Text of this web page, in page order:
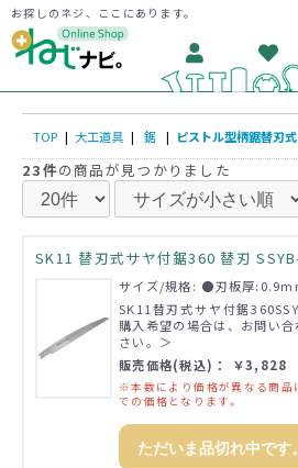
お探しのネジ、ここにあります。
TOP | 大工道具 | 鋸 | ピストル型柄鋸替刃式
23件の商品が見つかりました
SK11 替刃式サヤ付鋸360 替刃
サイズ/規格: ●刃板厚
SK11替刃式サヤ付鋸
購入希望の場合は、お問い
さい。＞
販売価格(税込)： ￥3,828
※本数により価格が異なる商品
での価格となります。
ただいま品切れ中です。